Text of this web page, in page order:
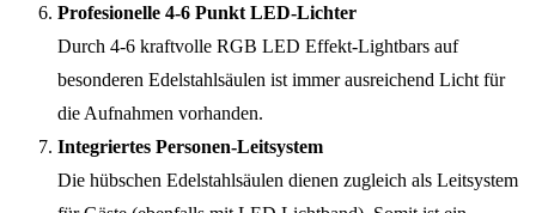
Profesionelle 4-6 Punkt LED-Lichter
Durch 4-6 kraftvolle RGB LED Effekt-Lightbars auf
besonderen Edelstahlsäulen ist immer ausreichend Licht für
die Aufnahmen vorhanden.
Integriertes Personen-Leitsystem
Die hübschen Edelstahlsäulen dienen zugleich als Leitsystem